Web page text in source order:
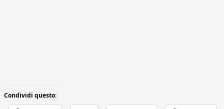
Condividi questo: